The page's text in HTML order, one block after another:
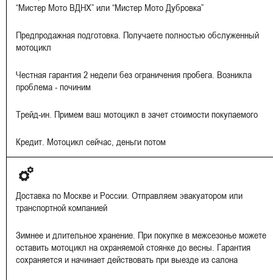
“Мистер Мото ВДНХ” или “Мистер Мото Дубровка”
Предпродажная подготовка. Получаете полностью обслуженный
мотоцикл
Честная гарантия 2 недели без ограничения пробега. Возникла
проблема - починим
Трейд-ин. Примем ваш мотоцикл в зачет стоимости покупаемого
Кредит. Мотоцикл сейчас, деньги потом
Доставка по Москве и России. Отправляем эвакуатором или
транспортной компанией
Зимнее и длительное хранение. При покупке в межсезонье можете
оставить мотоцикл на охраняемой стоянке до весны. Гарантия
сохраняется и начинает действовать при выезде из салона